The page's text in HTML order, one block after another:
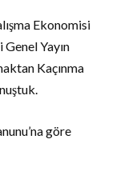
Ekonomisi
Yayın
Kaçınma
göre